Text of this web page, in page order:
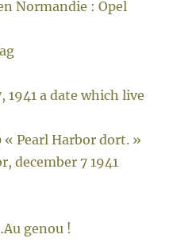
Normandie : Opel
1941 a date which live
« Pearl Harbor dort. »
december 7 1941
genou !